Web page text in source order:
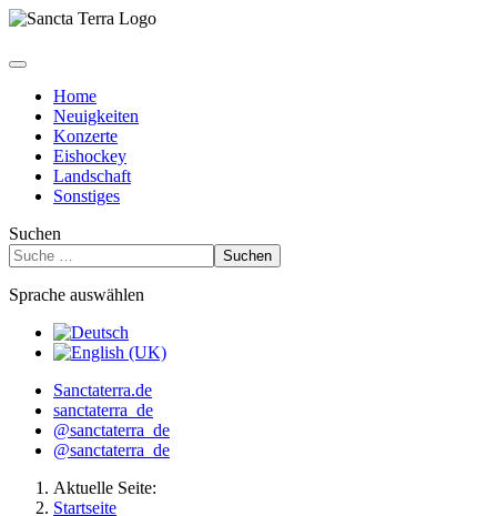
Home
Neuigkeiten
Konzerte
Eishockey
Landschaft
Sonstiges
Suchen
Suchen
Sprache auswählen
Sanctaterra.de
sanctaterra_de
@sanctaterra_de
@sanctaterra_de
Aktuelle Seite:
Startseite